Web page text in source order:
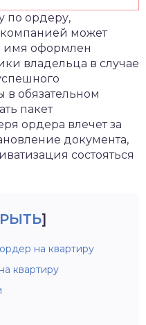
по ордеру,
может
имя оформлен
владельца в случае
обязательном
пакет
ордера влечет за
документа,
состояться
]
на квартиру
квартиру